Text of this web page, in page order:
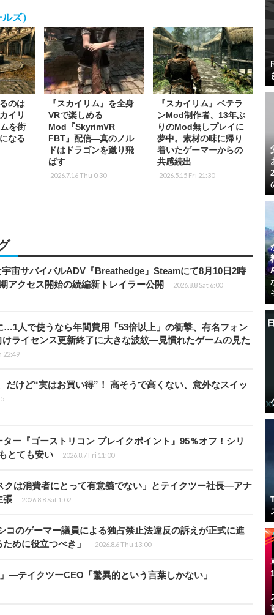
ズ）
のは
イリ
を街
なる
『スカイリム』を全身
VRで楽しめる
Mod『SkyrimVR
FBT』配信―真のノル
ドはドラゴンを蹴り飛
ばす
2026.7.16 Thu 0:30
『スカイリム』ベテラ
ンMod制作者、13年ぶ
りのMod無しプレイに
夢中。素材の味に帰り
着いたゲーマーからの
共感続出
2026.5.15 Fri 21:30
宙サバイバルADV『Breathedge』Steamにて8月10日2時
アクセス開始の続編新トレイラー公開
2026.8.8 Sat 6:00
…1人で使うなら年間費用「53倍以上」の衝撃、有名フォン
ライセンス更新終了に大きな波紋―見慣れたゲームの見た
22:49
だけど“実はお買い得”！ 高そうで高くない、意外なスイッ
ー『ゴーストリコン ブレイクポイント』95％オフ！シリ
とても安い
2026.8.7 Fri 11:00
クは消費者にとって有意義でない」とテイクツー社長―アナ
張
2026.8.8 Sat 1:02
コのゲーマー議員による独占禁止法違反の訴えが正式に進
めに役立つべき」
2026.8.6 Thu 13:00
―テイクツーCEO「驚異的という言葉しかない」